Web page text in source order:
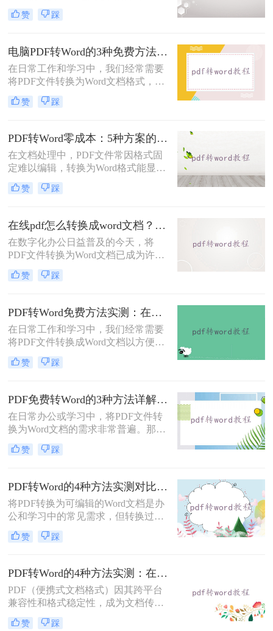
么电脑pdf怎么转换成word呢？本文综
合2025年最新技术动态，系统解析
赞 踩
电脑PDF转Word的3种免费方法实测：含效果对比与适用场景说明！
在日常工作和学习中，我们经常需要
将PDF文件转换为Word文档格式，以
便进行编辑和修改。那么电脑pdf怎么
转word文档格式免费呢？本文将介绍
现PDF到Word的转换。
赞 踩
PDF转Word零成本：5种方案的成本、速度、精度对比！
在文档处理中，PDF文件常因格式固
定难以编辑，转换为Word格式能显著
提升工作效率。然而，市面上许多转
换工具需付费或存在隐私风险，那么
5种完全免费的解决方案。所有方法
均基于官方或开源平台，确保零成
本、无广告、无数据泄露。无需任何
付费，即可实现高质量转换，告别格
式错乱与隐私担忧！
赞 踩
在线pdf怎么转换成word文档？PDF猫与转转大师2种在线工具使用指南与功能对比！
在数字化办公日益普及的今天，将
PDF文件转换为Word文档已成为许多
职场人士和学生群体的日常需求。
PDF格式虽然便于分享和保持格式一
找到一种高效、便捷的在线转换方法
显得尤为重要。那么在线pdf怎么转换
成word文档呢？本文将介绍两种在线
将PDF转换成Word文档的方法。
赞 踩
PDF转Word免费方法实测：在线工具、Word内置功能与手动复制3种方式对比！
在日常工作和学习中，我们经常需要
将PDF文件转换成Word文档以方便编
辑。那么怎么不花钱把pdf转成word
呢？以下是三种可以免费使用的PDF
选择最适合的方式。
赞 踩
PDF免费转Word的3种方法详解：复制粘贴、在线工具与Word内置转换效果对比！
在日常办公或学习中，将PDF文件转
换为Word文档的需求非常普遍。那么
pdf怎么免费转换成word文档呢？本文
将重点介绍三种免费且无需专业技能
赞 踩
PDF转Word的4种方法实测对比：在线工具、Adobe Acrobat、Word内置与OCR识别方案选择！
将PDF转换为可编辑的Word文档是办
公和学习中的常见需求，但转换过程
中常出现格式错乱、图片丢失等问
题。那么pdf文档怎么转换成word格式
助你高效完成转换。
赞 踩
PDF转Word的4种方法实测：在线工具、Word、Adobe与开源软件对比！！
PDF（便携式文档格式）因其跨平台
兼容性和格式稳定性，成为文档传输
的首选格式。然而，当我们需要编辑
文档内容时，将其转换为Word格式
赞 踩